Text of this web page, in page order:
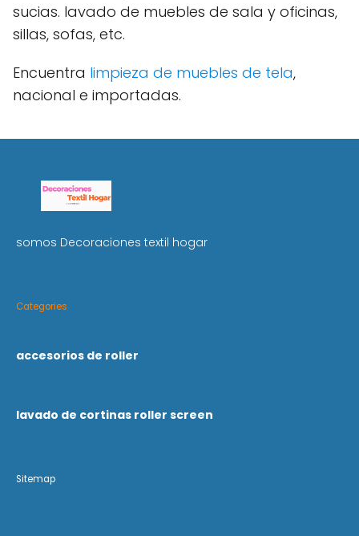
sucias. lavado de muebles de sala y oficinas,
sillas, sofas, etc.
Encuentra limpieza de muebles de tela,
nacional e importadas.
somos Decoraciones textil hogar
Categories
accesorios de roller
lavado de cortinas roller screen
Sitemap